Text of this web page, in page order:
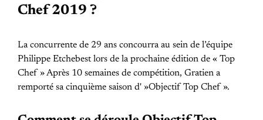
Chef 2019 ?
La concurrente de 29 ans concourra au sein de l’équipe
Philippe Etchebest lors de la prochaine édition de « Top
Chef » Après 10 semaines de compétition, Gratien a
remporté sa cinquième saison d' »Objectif Top Chef ».